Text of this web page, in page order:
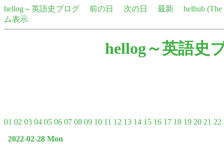
hellog～英語史ブログ 前の日 次の日 最新
helhub
ム表示
hellog～英語史
01 02 03 04 05 06 07 08 09 10 11 12 13 14 15 16 17 18 19 20 21 22
2022-02-28 Mon